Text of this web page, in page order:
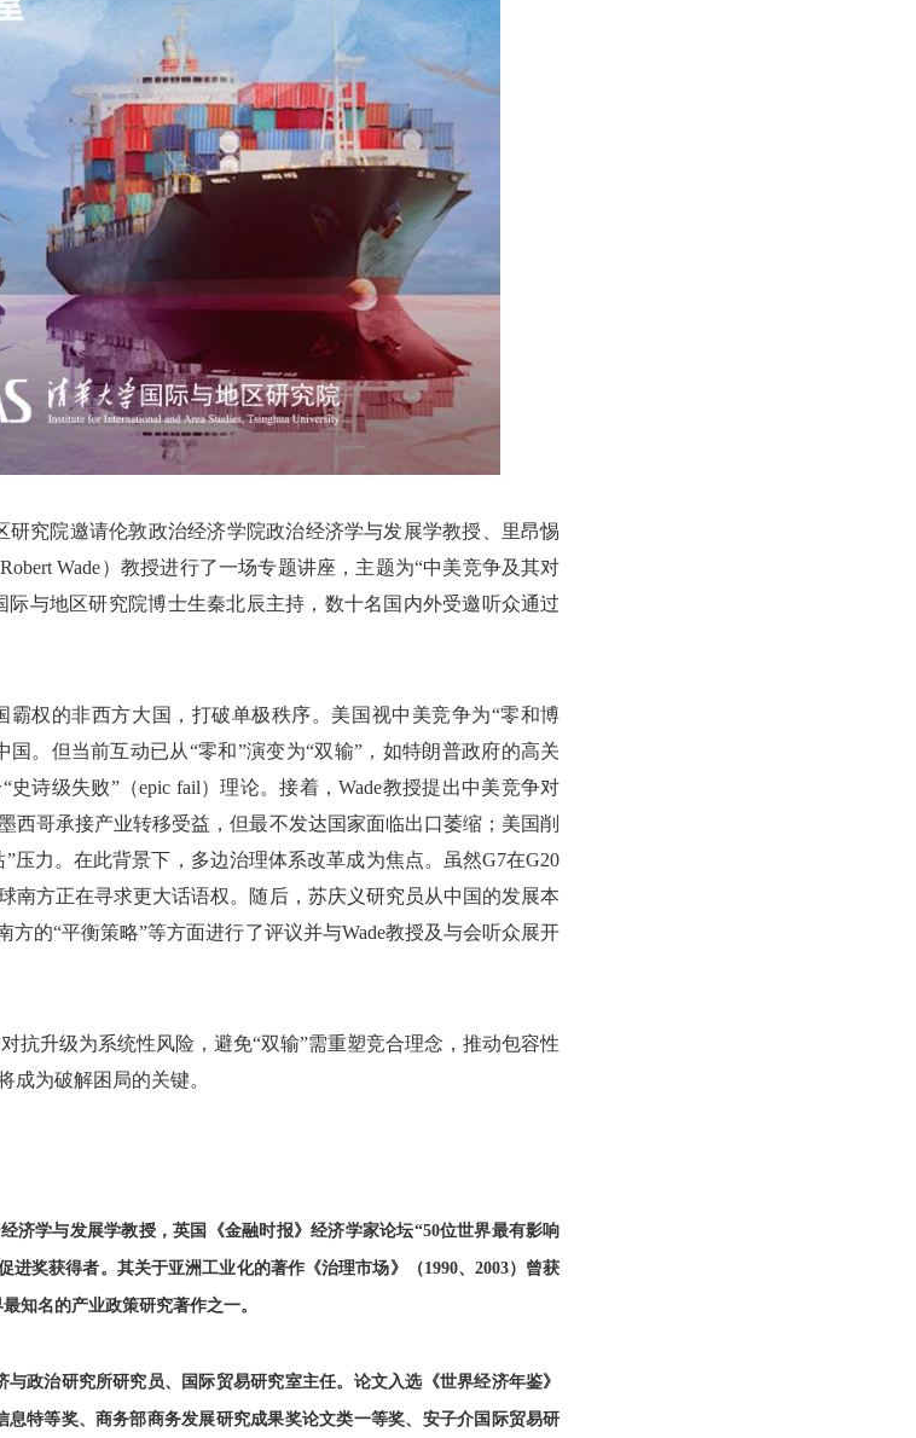
研究院邀请伦敦政治经济学院政治经济学与发展学教授、里昂惕
Wade）教授进行了一场专题讲座，主题为“中美竞争及其对
与地区研究院博士生秦北辰主持，数十名国内外受邀听众通过
霸权的非西方大国，打破单极秩序。美国视中美竞争为“零和博
。但当前互动已从“零和”演变为“双输”，如特朗普政府的高关
诗级失败”（epic fail）理论。接着，Wade教授提出中美竞争对
西哥承接产业转移受益，但最不发达国家面临出口萎缩；美国削
压力。在此背景下，多边治理体系改革成为焦点。虽然G7在G20
南方正在寻求更大话语权。随后，苏庆义研究员从中国的发展本
方的“平衡策略”等方面进行了评议并与Wade教授及与会听众展开
抗升级为系统性风险，避免“双输”需重塑竞合理念，推动包容性
成为破解困局的关键。
济学与发展学教授，英国《金融时报》经济学家论坛“50位世界最有影响
进奖获得者。其关于亚洲工业化的著作《治理市场》（1990、2003）曾获
知名的产业政策研究著作之一。
政治研究所研究员、国际贸易研究室主任。论文入选《世界经济年鉴》
特等奖、商务部商务发展研究成果奖论文类一等奖、安子介国际贸易研